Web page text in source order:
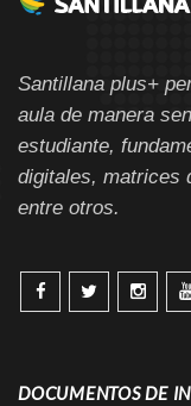
Santillana plus+
aula de manera
estudiante,
digitales, matrices
entre otros.
DOCUMENTOS DE